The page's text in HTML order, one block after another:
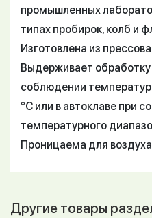
промышленных
типах пробирок, колб и
Изготовлена из
Выдерживает
соблюдении
°С или в автоклаве при
температурного
Проницаема для
Другие товары